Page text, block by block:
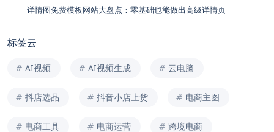
详情图免费模板网站大盘点：零基础也能做出高级详情页
标签云
AI视频 AI视频生成 云电脑
抖店选品 抖音小店上货 电商主图
电商工具 电商运营 跨境电商